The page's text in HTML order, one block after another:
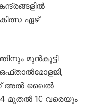
ഏഴ്
മുൻകൂട്ടി
ഒഫ്താൽമോളജി,
അൽ ഖൈൽ
4 മുതൽ 10 വരെയും